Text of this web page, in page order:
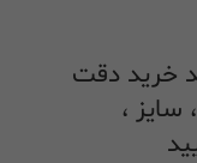
خرید دقت
سایز ،